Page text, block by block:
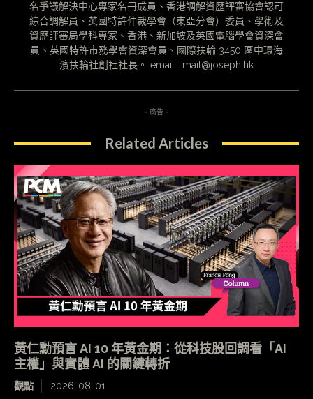
名爭議解決中心專家名冊成員、香港調解資歷評審協會認可
綜合調解員、英國特許仲裁學會（東亞分會）委員、學術及
資歷評審局學科專家、香港、新加坡及英國電腦學會資深會
員、英國特許市務學會資深會員、國際扶輪 3450 區中環海
濱扶輪社創社社長。 email : mail@joseph.hk
- 廣告 -
Related Articles
黃仁勳預言 AI 10 年黃金期：從科技股回調看「AI
主權」與實體 AI 的關鍵轉折
觀點 2026-08-01